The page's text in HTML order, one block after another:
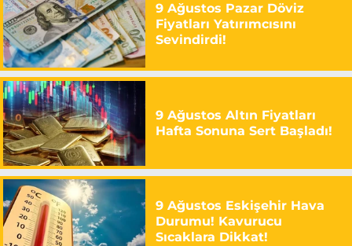
9 Ağustos Pazar Döviz
Fiyatları Yatırımcısını
Sevindirdi!
9 Ağustos Altın Fiyatları
Hafta Sonuna Sert Başladı!
9 Ağustos Eskişehir Hava
Durumu! Kavurucu
Sıcaklara Dikkat!